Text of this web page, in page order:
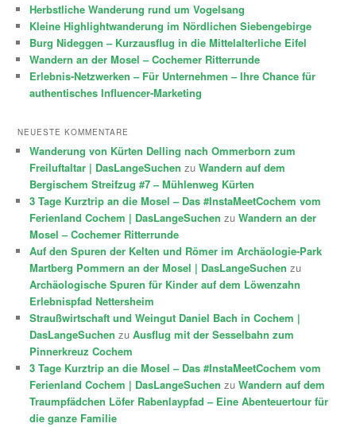
Herbstliche Wanderung rund um Vogelsang
Kleine Highlightwanderung im Nördlichen Siebengebirge
Burg Nideggen – Kurzausflug in die Mittelalterliche Eifel
Wandern an der Mosel – Cochemer Ritterrunde
Erlebnis-Netzwerken – Für Unternehmen – Ihre Chance für
authentisches Influencer-Marketing
NEUESTE KOMMENTARE
Wanderung von Kürten Delling nach Ommerborn zum
Freiluftaltar | DasLangeSuchen zuWandern auf dem
Bergischem Streifzug #7 – Mühlenweg Kürten
3 Tage Kurztrip an die Mosel – Das #InstaMeetCochem vom
Ferienland Cochem | DasLangeSuchen zuWandern an der
Mosel – Cochemer Ritterrunde
Auf den Spuren der Kelten und Römer im Archäologie-Park
Martberg Pommern an der Mosel | DasLangeSuchen zu
Archäologische Spuren für Kinder auf dem Löwenzahn
Erlebnispfad Nettersheim
Straußwirtschaft und Weingut Daniel Bach in Cochem |
DasLangeSuchen zuAusflug mit der Sesselbahn zum
Pinnerkreuz Cochem
3 Tage Kurztrip an die Mosel – Das #InstaMeetCochem vom
Ferienland Cochem | DasLangeSuchen zuWandern auf dem
Traumpfädchen Löfer Rabenlaypfad – Eine Abenteuertour für
die ganze Familie